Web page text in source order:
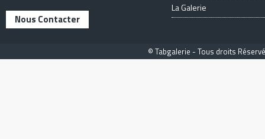
Nous Contacter
La Galerie
© Tabgalerie - Tous droits